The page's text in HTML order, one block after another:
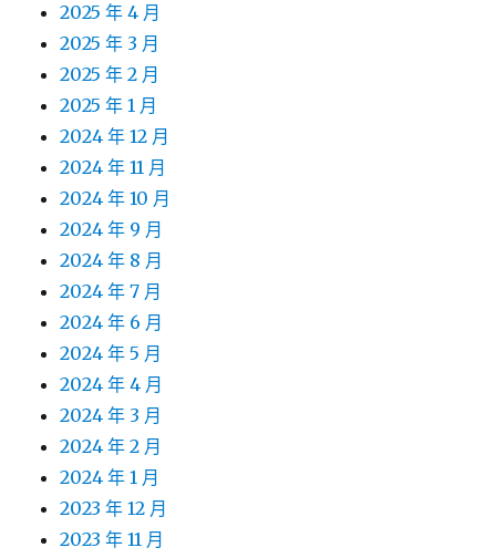
2025 年 4 月
2025 年 3 月
2025 年 2 月
2025 年 1 月
2024 年 12 月
2024 年 11 月
2024 年 10 月
2024 年 9 月
2024 年 8 月
2024 年 7 月
2024 年 6 月
2024 年 5 月
2024 年 4 月
2024 年 3 月
2024 年 2 月
2024 年 1 月
2023 年 12 月
2023 年 11 月